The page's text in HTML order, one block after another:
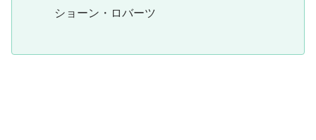
ショーン・ロバーツ